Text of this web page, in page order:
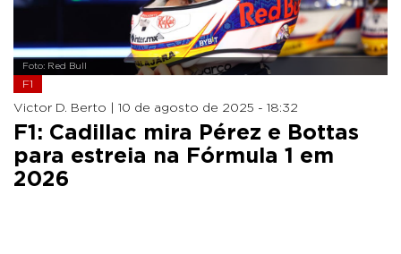
Foto: Red Bull
F1
Victor D. Berto | 10 de agosto de 2025 - 18:32
F1: Cadillac mira Pérez e Bottas
para estreia na Fórmula 1 em
2026